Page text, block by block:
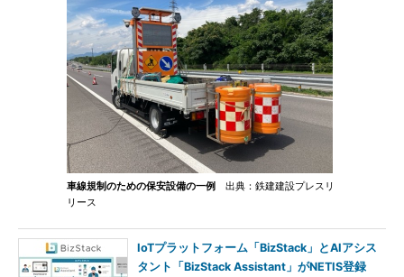
車線規制のための保安設備の一例
出典：鉄建建設プレスリ
リース
IoTプラットフォーム「BizStack」とAIアシス
タント「BizStack Assistant」がNETIS登録